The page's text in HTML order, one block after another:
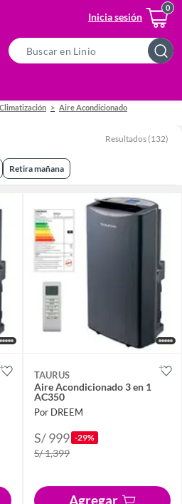
Inicia sesión
Bar
Aire Acondicionado
Resultados (132)
Retira mañana
TAURUS
Aire Acondicionado 3 en 1
AC350
Por DREEM
S/ 999 -29%
S/ 1,399
Agregar